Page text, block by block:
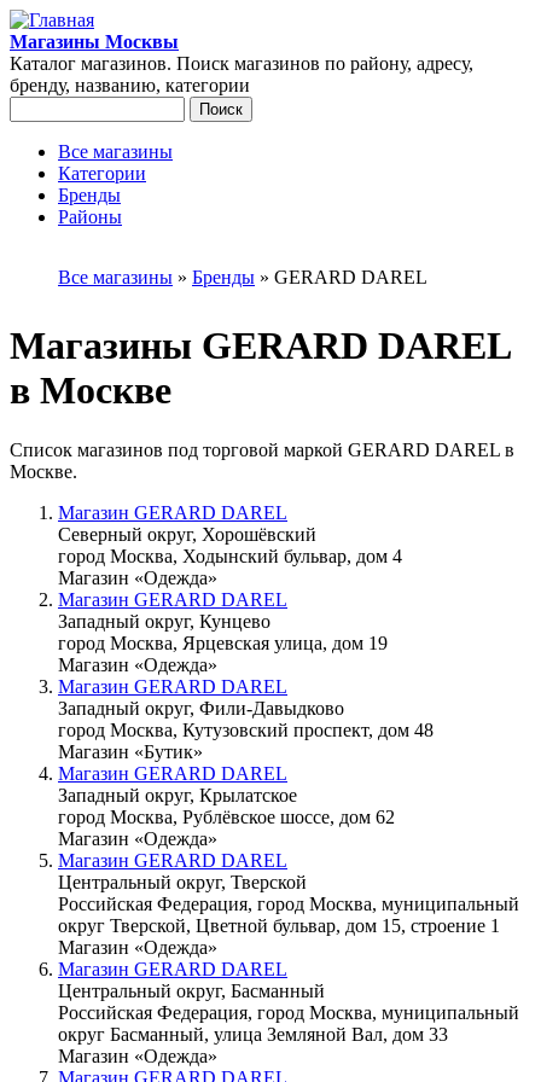
Перейти к основному содержанию
Магазины Москвы
Каталог магазинов. Поиск магазинов по району, адресу,
бренду, названию, категории
Главное меню
Все магазины
Категории
Бренды
Районы
Вы здесьВсе магазины » Бренды » GERARD DAREL
Магазины GERARD DAREL
в Москве
Список магазинов под торговой маркой GERARD DAREL в
Москве.
Магазин GERARD DAREL
Северный округ, Хорошёвский
город Москва, Ходынский бульвар, дом 4
Магазин «Одежда»
Магазин GERARD DAREL
Западный округ, Кунцево
город Москва, Ярцевская улица, дом 19
Магазин «Одежда»
Магазин GERARD DAREL
Западный округ, Фили-Давыдково
город Москва, Кутузовский проспект, дом 48
Магазин «Бутик»
Магазин GERARD DAREL
Западный округ, Крылатское
город Москва, Рублёвское шоссе, дом 62
Магазин «Одежда»
Магазин GERARD DAREL
Центральный округ, Тверской
Российская Федерация, город Москва, муниципальный
округ Тверской, Цветной бульвар, дом 15, строение 1
Магазин «Одежда»
Магазин GERARD DAREL
Центральный округ, Басманный
Российская Федерация, город Москва, муниципальный
округ Басманный, улица Земляной Вал, дом 33
Магазин «Одежда»
Магазин GERARD DAREL